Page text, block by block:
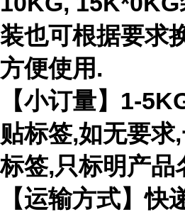
装也可根据要求
方便使用.
【小订量】1-
贴标签,如无要求
标签,只标明产品
【运输方式】快